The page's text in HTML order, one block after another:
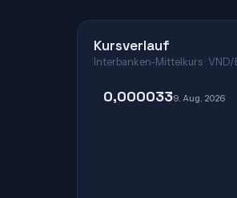
Kursverlauf
Interbanken-Mittelkurs · VND/
0,0000339. Aug. 2026